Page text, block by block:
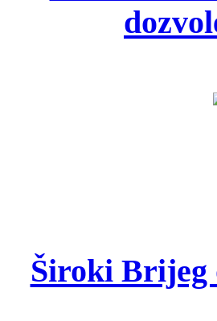
Široki Brijeg